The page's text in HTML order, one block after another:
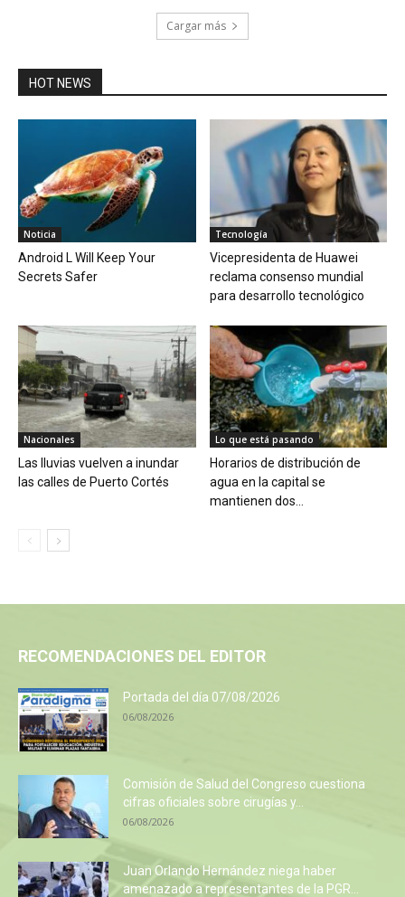
Cargar más
HOT NEWS
Noticia
Android L Will Keep Your
Secrets Safer
Tecnología
Vicepresidenta de Huawei
reclama consenso mundial
para desarrollo tecnológico
Nacionales
Las lluvias vuelven a inundar
las calles de Puerto Cortés
Lo que está pasando
Horarios de distribución de
agua en la capital se
mantienen dos...
RECOMENDACIONES DEL EDITOR
Portada del día 07/08/2026
06/08/2026
Comisión de Salud del Congreso cuestiona
cifras oficiales sobre cirugías y...
06/08/2026
Juan Orlando Hernández niega haber
amenazado a representantes de la PGR...